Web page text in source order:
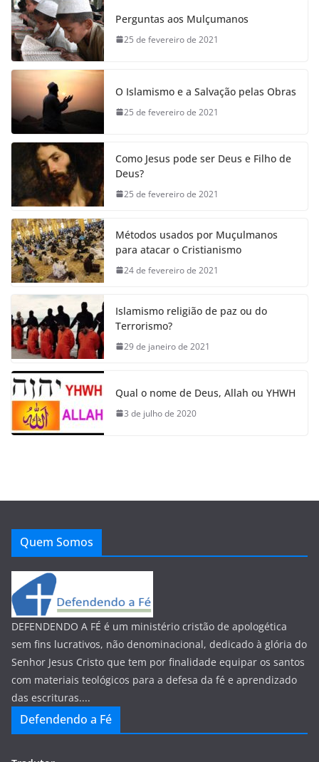
Perguntas aos Mulçumanos
25 de fevereiro de 2021
O Islamismo e a Salvação pelas Obras
25 de fevereiro de 2021
Como Jesus pode ser Deus e Filho de
Deus?
25 de fevereiro de 2021
Métodos usados por Muçulmanos
para atacar o Cristianismo
24 de fevereiro de 2021
Islamismo religião de paz ou do
Terrorismo?
29 de janeiro de 2021
Qual o nome de Deus, Allah ou YHWH
3 de julho de 2020
Quem Somos
DEFENDENDO A FÉ é um ministério cristão de apologética
sem fins lucrativos, não denominacional, dedicado à glória do
Senhor Jesus Cristo que tem por finalidade equipar os santos
com materiais teológicos para a defesa da fé e aprendizado
das escrituras....
Defendendo a Fé